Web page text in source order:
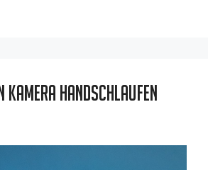
Kamera Handschlaufen